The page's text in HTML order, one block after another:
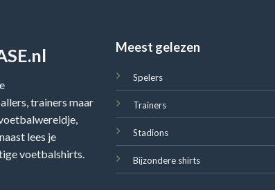
trainers maar
lees je
voetbalshirts.
Meest gelezen
Spelers
Trainers
Stadions
Bijzondere shirts